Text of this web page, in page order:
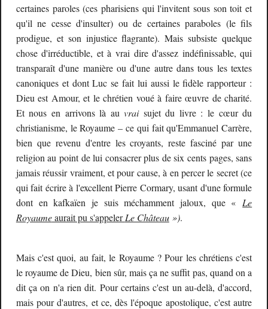
certaines paroles (ces pharisiens qui l'invitent sous son toit et
qu'il ne cesse d'insulter) ou de certaines paraboles (le fils
prodigue, et son injustice flagrante). Mais subsiste quelque
chose d'irréductible, et à vrai dire d'assez indéfinissable, qui
transparaît d'une manière ou d'une autre dans tous les textes
canoniques et dont Luc se fait lui aussi le fidèle rapporteur :
Dieu est Amour, et le chrétien voué à faire œuvre de charité.
Et nous en arrivons là auvraisujet du livre : le cœur du
christianisme, le Royaume – ce qui fait qu'Emmanuel Carrère,
bien que revenu d'entre les croyants, reste fasciné par une
religion au point de lui consacrer plus de six cents pages, sans
jamais réussir vraiment, et pour cause, à en percer le secret (ce
qui fait écrire à l'excellent Pierre Cormary, usant d'une formule
dont en kafkaïen je suis méchamment jaloux, que « Le
Royaumeaurait pu s'appelerLe Château»).
Mais c'est quoi, au fait, le Royaume ? Pour les chrétiens c'est
le royaume de Dieu, bien sûr, mais ça ne suffit pas, quand on a
dit ça on n'a rien dit. Pour certains c'est un au-delà, d'accord,
mais pour d'autres, et ce, dès l'époque apostolique, c'est autre